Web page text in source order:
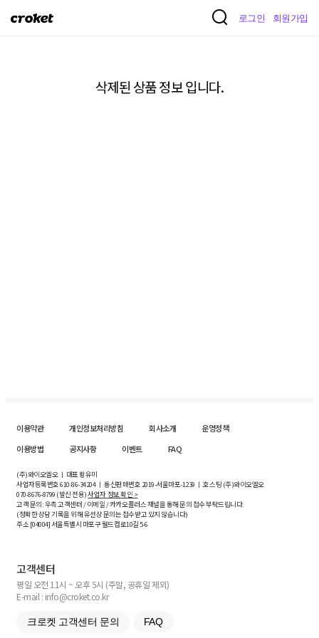
크
로그인 회원가입
삭제된 상품 정보 입니다.
이용약관 개인정보처리방침 회사소개
운영정책
이용방법
공지사항 이벤트 FAQ
(주)와이오엘오 ㅣ 대표 황유미
사업자등록번호610-86-34204ㅣ 통신판매번호 2019-서울마포-1239 ㅣ 호스팅 (주)와이오엘오
070-8676-8799 (발신 전용)사업자 정보 확인 >
고객 문의: 우측 고객센터 / 이메일 / 카카오플러스 채널을 통해 문의 접수 부탁드립니다.
(정확한 상담 기록을 위해 유선상 문의는 접수받고 있지 않습니다)
주소 [04004] 서울특별시 마포구 월드컵로10길5-6
고객센터
평일 오전 11시 ~ 오후 5시 (주말, 공휴일 제외)
E-mail : info@croket.co.kr
크로켓 고객센터 문의 FAQ